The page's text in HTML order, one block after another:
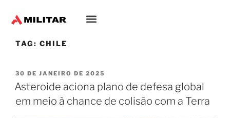
TAG: CHILE
30 DE JANEIRO DE 2025
Asteroide aciona plano de defesa global
em meio à chance de colisão com a Terra